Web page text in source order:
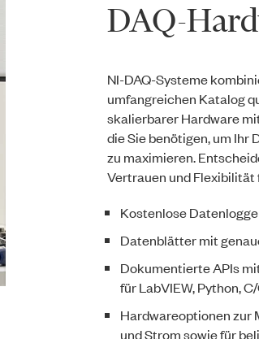
DAQ-
NI-DAQ-Systeme
umfangreichen Katalog
skalierbarer Hardware
die Sie benötigen, um Ihr
zu maximieren.
Vertrauen und Flexibilität
​Kostenlose
​Datenblätter mit
​Dokumentierte APIs
für LabVIEW, Python,
​Hardwareoptionen zur
und Strom sowie für